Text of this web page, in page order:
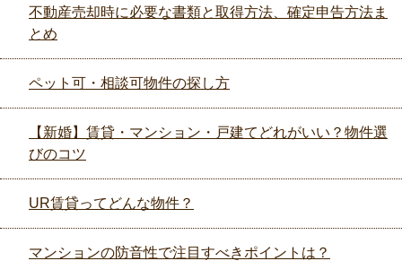
不動産売却時に必要な書類と取得方法、確定申告方法ま
とめ
ペット可・相談可物件の探し方
【新婚】賃貸・マンション・戸建てどれがいい？物件選
びのコツ
UR賃貸ってどんな物件？
マンションの防音性で注目すべきポイントは？